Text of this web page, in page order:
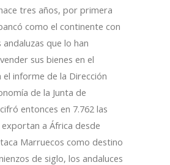
tres años, por primera
como el continente con
que lo han
sus bienes en el
informe de la Dirección
de la Junta de
entonces en 7.762 las
a África desde
Marruecos como destino
de siglo, los andaluces